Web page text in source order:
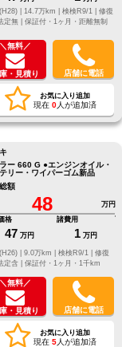
2016(H28) |
14.7万km | 検検R9/1 | 修復
定無 | 保証付・1ヶ月・距離無制
＼無料／
・見積り 店舗に電話
お気に入り追加
現在 0人が追加済
ー 660 G ●エンジンオイル・
リー・ワイパーゴム新品
額
48
万円
格
47 万円
諸費用
1 万円
修復
定含 | 保証付・1ヶ月・1千km
＼無料／
・見積り 店舗に電話
お気に入り追加
現在 5人が追加済